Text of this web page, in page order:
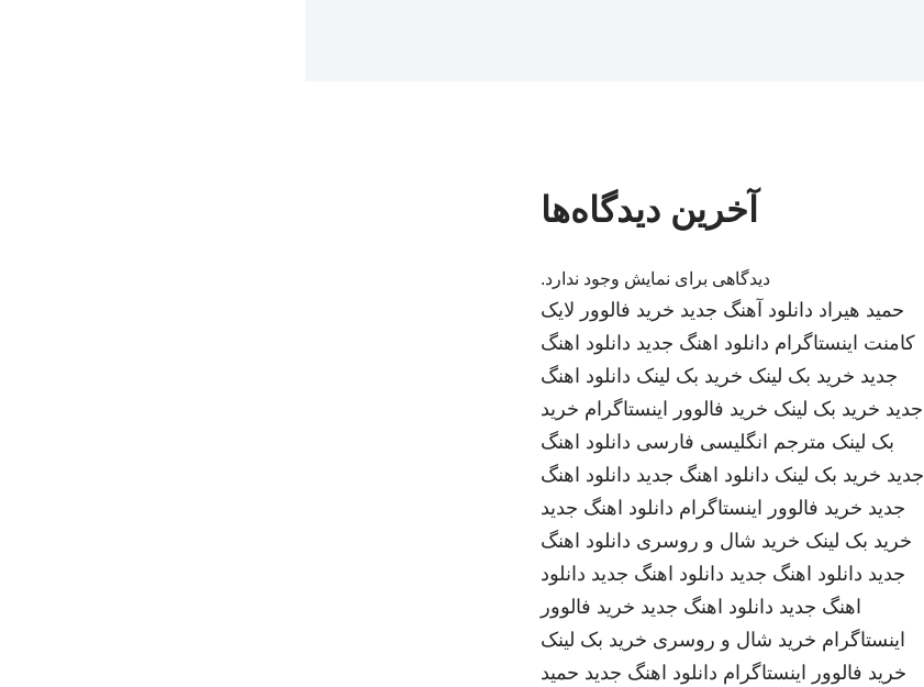
آخرین دیدگاه‌ها
دیدگاهی برای نمایش وجود ندارد.
حمید هیراد دانلود آهنگ جدید خرید فالوور لایک
کامنت اینستاگرام دانلود اهنگ جدید دانلود اهنگ
جدید خرید بک لینک خرید بک لینک دانلود اهنگ
جدید خرید بک لینک خرید فالوور اینستاگرام خرید
بک لینک مترجم انگلیسی فارسی دانلود اهنگ
جدید خرید بک لینک دانلود اهنگ جدید دانلود اهنگ
جدید خرید فالوور اینستاگرام دانلود اهنگ جدید
خرید بک لینک خرید شال و روسری دانلود اهنگ
جدید دانلود اهنگ جدید دانلود اهنگ جدید دانلود
اهنگ جدید دانلود اهنگ جدید خرید فالوور
اینستاگرام خرید شال و روسری خرید بک لینک
خرید فالوور اینستاگرام دانلود اهنگ جدید حمید